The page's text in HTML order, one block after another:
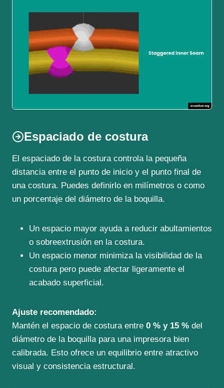
Espaciado de costura
El espaciado de la costura controla la pequeña
distancia entre el punto de inicio y el punto final de
una costura. Puedes definirlo en milímetros o como
un porcentaje del diámetro de la boquilla.
Un espacio mayor ayuda a reducir abultamientos
o sobreextrusión en la costura.
Un espacio menor minimiza la visibilidad de la
costura pero puede afectar ligeramente el
acabado superficial.
Ajuste recomendado:
Mantén el espacio de costura entre 0 % y 15 % del
diámetro de la boquilla para una impresora bien
calibrada. Esto ofrece un equilibrio entre atractivo
visual y consistencia estructural.